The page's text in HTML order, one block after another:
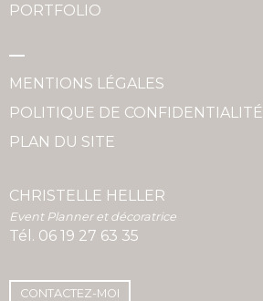
PORTFOLIO
MENTIONS LÉGALES
POLITIQUE DE CONFIDENTIALITÉ
PLAN DU SITE
CHRISTELLE HELLER
Event Planner et décoratrice
Tél. 06 19 27 63 35
CONTACTEZ-MOI